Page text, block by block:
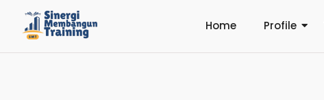
Home Profile